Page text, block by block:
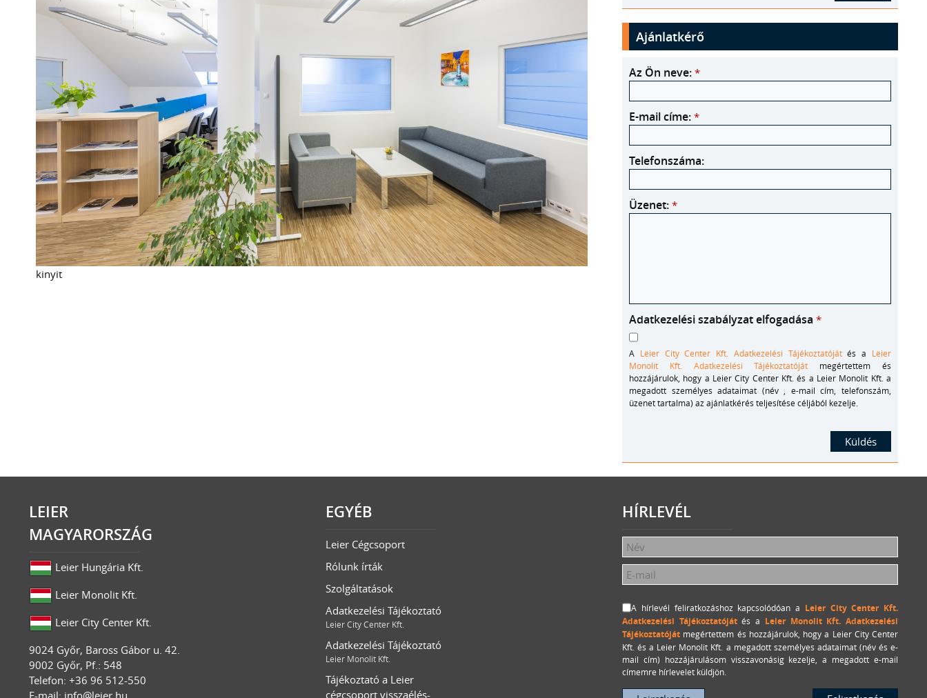
kinyit
Ajánlatkérő
Az Ön neve: *
E-mail címe: *
Telefonszáma:
Üzenet: *
Adatkezelési szabályzat elfogadása *
A Leier City Center Kft. Adatkezelési Tájékoztatójátés a Leier
Monolit Kft. Adatkezelési Tájékoztatóját megértettem és
hozzájárulok, hogy a Leier City Center Kft. és a Leier Monolit Kft. a
megadott személyes adataimat (név , e-mail cím, telefonszám,
üzenet tartalma) az ajánlatkérés teljesítése céljából kezelje.
LEIER
MAGYARORSZÁG
Leier Hungária Kft.
Leier Monolit Kft.
Leier City Center Kft.
9024 Győr, Baross Gábor u. 42.
9002 Győr, Pf.: 548
Telefon: +36 96 512-550
E-mail: info@leier.hu
EGYÉB
Leier Cégcsoport
Rólunk írták
Szolgáltatások
Adatkezelési Tájékoztató
Leier City Center Kft.
Adatkezelési Tájékoztató
Leier Monolit Kft.
Tájékoztató a Leier
cégcsoport visszaélés-
HÍRLEVÉL
A hírlevél feliratkozáshoz kapcsolódóan a Leier City Center Kft.
Adatkezelési Tájékoztatójátés a Leier Monolit Kft. Adatkezelési
Tájékoztatóját megértettem és hozzájárulok, hogy a Leier City Center
Kft. és a Leier Monolit Kft. a megadott személyes adataimat (név és e-
mail cím) hozzájárulásom visszavonásig kezelje, a megadott e-mail
címemre hírlevelet küldjön.